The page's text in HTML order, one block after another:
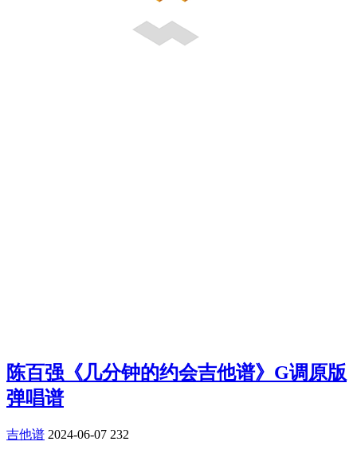
陈百强《几分钟的约会吉他谱》G调原版
弹唱谱
吉他谱 2024-06-07 232